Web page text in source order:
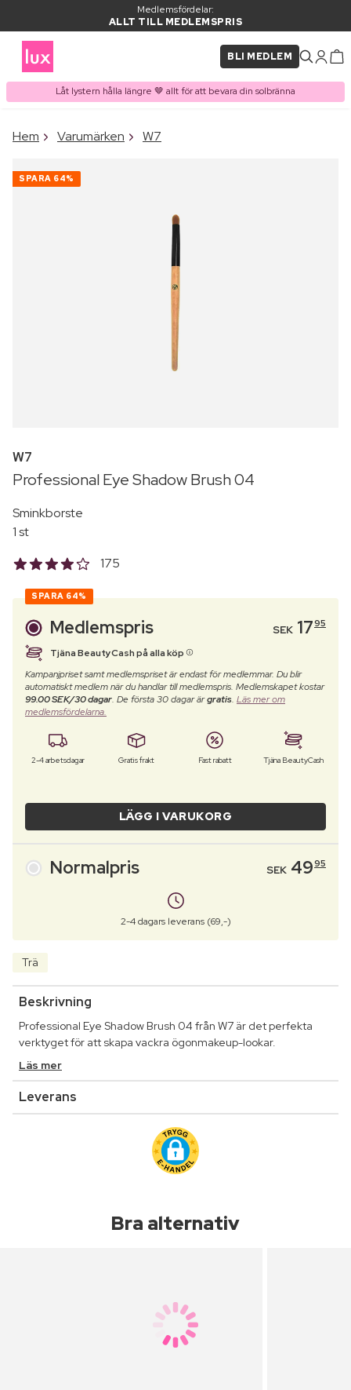
Medlemsfördelar:
ALLT TILL MEDLEMSPRIS
BLI MEDLEM
Låt lystern hålla längre 🤎 allt för att bevara din solbränna
PRODUKT I VARUKORGEN
Hem Varumärken W7
SPARA 64%
W7
Professional Eye Shadow Brush 04
Sminkborste
1 st
175
SPARA 64%
Medlemspris SEK 1795
Tjäna BeautyCash på alla köp
Kampanjpriset samt medlemspriset är endast för medlemmar. Du blir
automatiskt medlem när du handlar till medlemspris. Medlemskapet kostar
99.00 SEK/30 dagar. De första 30 dagar ärgratis. Läs mer om
medlemsfördelarna.
2-4 arbetsdagar Gratis frakt Fast rabatt Tjäna BeautyCash
LÄGG I VARUKORG
Normalpris SEK 4995
2-4 dagars leverans (69,-)
Trä
Beskrivning
Professional Eye Shadow Brush 04 från W7 är det perfekta
verktyget för att skapa vackra ögonmakeup-lookar.
Läs mer
Leverans
Bra alternativ